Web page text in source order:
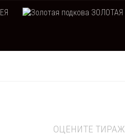
ОЦЕНИТЕ ТИРАЖ